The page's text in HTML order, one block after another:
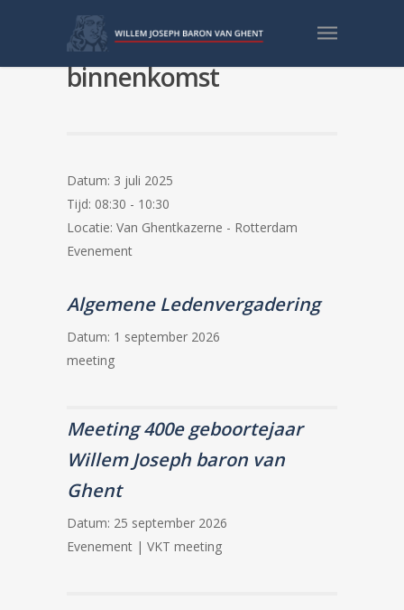
POTOM 2024-2025
binnenkomst
Datum: 3 juli 2025
Tijd: 08:30 - 10:30
Locatie: Van Ghentkazerne - Rotterdam
Evenement
Algemene Ledenvergadering
Datum: 1 september 2026
meeting
Meeting 400e geboortejaar
Willem Joseph baron van
Ghent
Datum: 25 september 2026
Evenement | VKT meeting